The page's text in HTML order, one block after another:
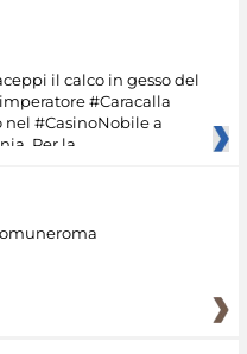
il calco in gesso del
#Caracalla
nel #CasinoNobile a
Per la